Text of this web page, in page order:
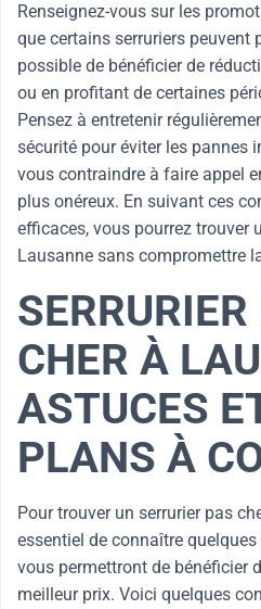
Renseignez-vous sur les
que certains serruriers peuvent
possible de bénéficier de
ou en profitant de certaines
Pensez à entretenir
sécurité pour éviter les pannes
vous contraindre à faire appel
plus onéreux. En suivant ces
efficaces, vous pourrez trouver
Lausanne sans compromettre
SERRURIER
CHER À
ASTUCES
PLANS À
Pour trouver un serrurier pas
essentiel de connaître
vous permettront de bénéficier
meilleur prix. Voici quelques